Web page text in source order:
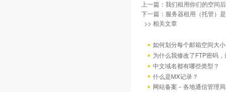
上一篇： 我们租用你们的空间
下一篇： 服务器租用（托管）
>> 相关文章
如何划分每个邮箱空间大
为什么我修改了FTP密码
中文域名都有哪些类型？
什么是MX记录？
网站备案－各地通信管理